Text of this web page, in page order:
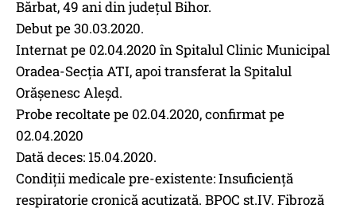
Bărbat, 49 ani din județul Bihor.
Debut pe 30.03.2020.
Internat pe 02.04.2020 în Spitalul Clinic Municipal
Oradea-Secția ATI, apoi transferat la Spitalul
Orășenesc Aleșd.
Probe recoltate pe 02.04.2020, confirmat pe
02.04.2020
Dată deces: 15.04.2020.
Condiții medicale pre-existente: Insuficiență
respiratorie cronică acutizată. BPOC st.IV. Fibroză